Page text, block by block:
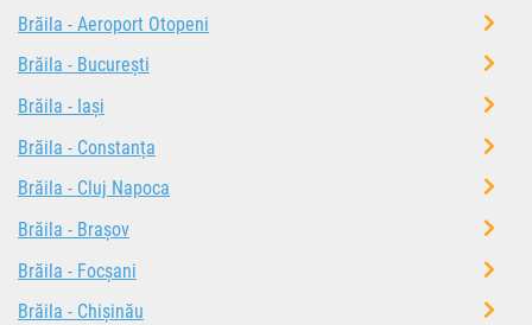
Brăila - Aeroport Otopeni
Brăila - București
Brăila - Iași
Brăila - Constanța
Brăila - Cluj Napoca
Brăila - Brașov
Brăila - Focșani
Brăila - Chișinău